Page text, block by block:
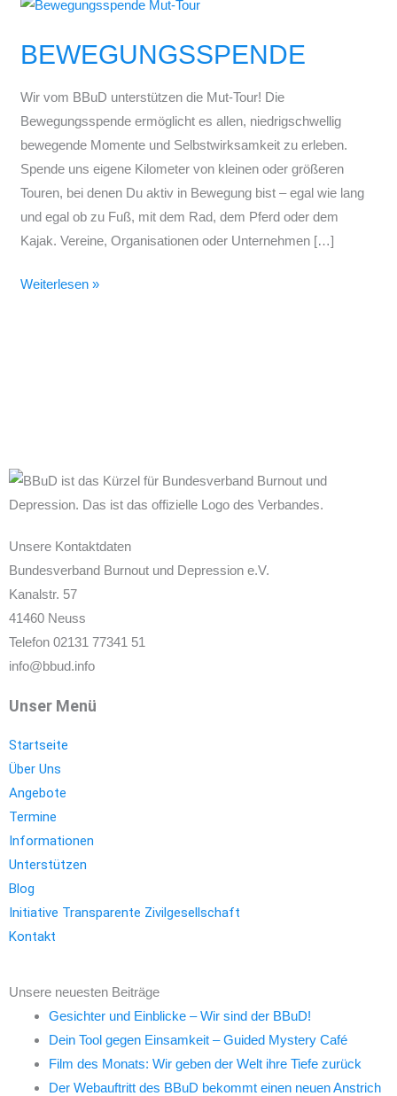
BEWEGUNGSSPENDE
Wir vom BBuD unterstützen die Mut-Tour! Die
Bewegungsspende ermöglicht es allen, niedrigschwellig
bewegende Momente und Selbstwirksamkeit zu erleben.
Spende uns eigene Kilometer von kleinen oder größeren
Touren, bei denen Du aktiv in Bewegung bist – egal wie lang
und egal ob zu Fuß, mit dem Rad, dem Pferd oder dem
Kajak. Vereine, Organisationen oder Unternehmen […]
Weiterlesen »
Unsere Kontaktdaten
Bundesverband Burnout und Depression e.V.
Kanalstr. 57
41460 Neuss
Telefon 02131 77341 51
info@bbud.info
Unser Menü
Startseite
Über Uns
Angebote
Termine
Informationen
Unterstützen
Blog
Initiative Transparente Zivilgesellschaft
Kontakt
Unsere neuesten Beiträge
Gesichter und Einblicke – Wir sind der BBuD!
Dein Tool gegen Einsamkeit – Guided Mystery Café
Film des Monats: Wir geben der Welt ihre Tiefe zurück
Der Webauftritt des BBuD bekommt einen neuen Anstrich